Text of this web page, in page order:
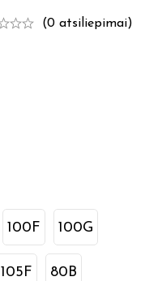
(0 atsiliepimai)
100F 100G
105F 80B